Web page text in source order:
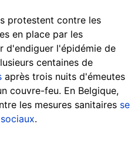
protestent contre les
en place par les
d'endiguer l'épidémie de
centaines de
après trois nuits d'émeutes
couvre-feu. En Belgique,
les mesures sanitaires se
.